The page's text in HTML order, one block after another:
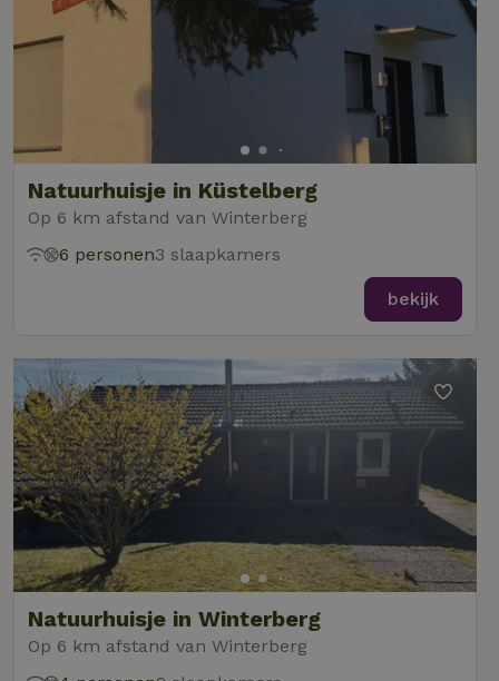
Natuurhuisje in Küstelberg
Op 6 km afstand van Winterberg
6 personen3 slaapkamers
bekijk
Natuurhuisje in Winterberg
Op 6 km afstand van Winterberg